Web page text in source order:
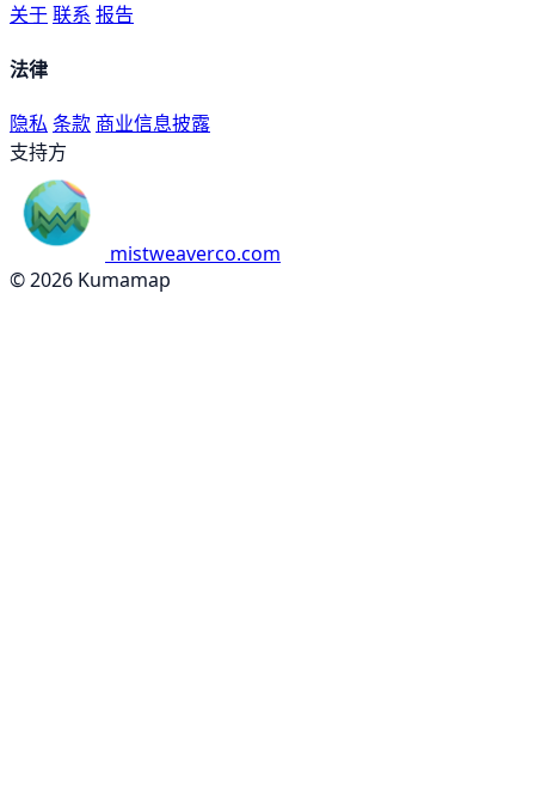
关于联系 报告
法律
隐私 条款 商业信息披露
支持方
mistweaverco.com
© 2026 Kumamap